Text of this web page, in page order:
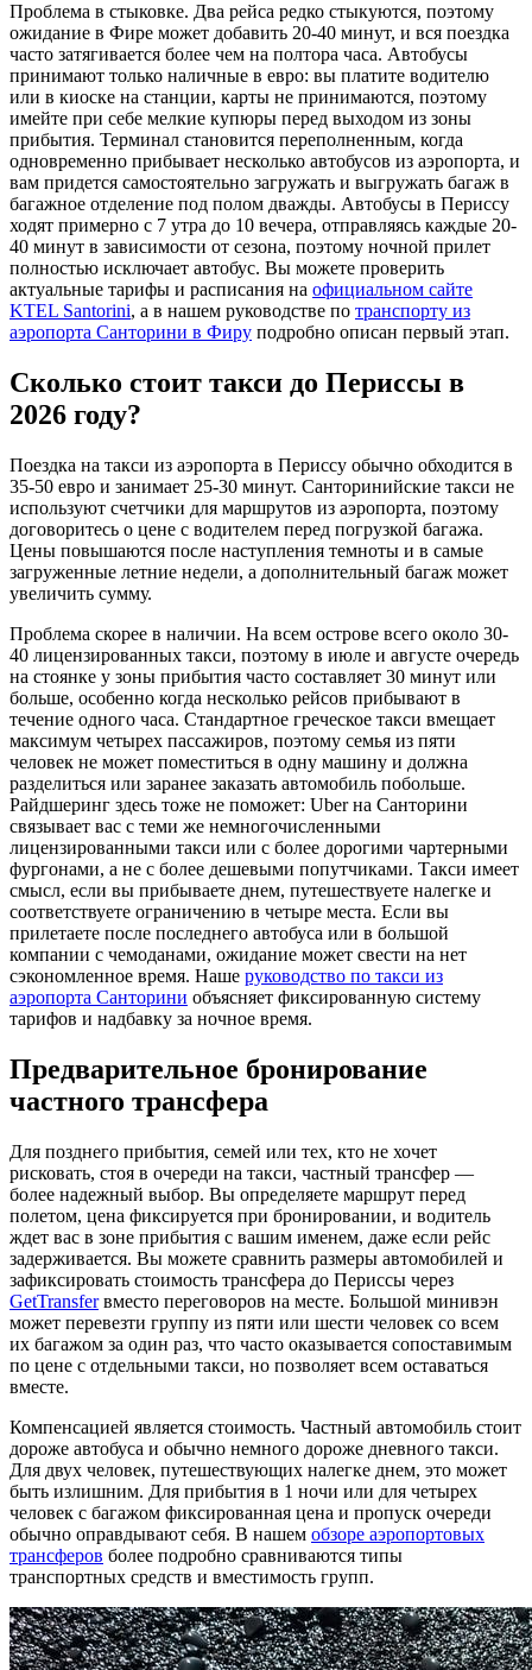
Проблема в стыковке. Два рейса редко стыкуются, поэтому
ожидание в Фире может добавить 20-40 минут, и вся поездка
часто затягивается более чем на полтора часа. Автобусы
принимают только наличные в евро: вы платите водителю
или в киоске на станции, карты не принимаются, поэтому
имейте при себе мелкие купюры перед выходом из зоны
прибытия. Терминал становится переполненным, когда
одновременно прибывает несколько автобусов из аэропорта, и
вам придется самостоятельно загружать и выгружать багаж в
багажное отделение под полом дважды. Автобусы в Периссу
ходят примерно с 7 утра до 10 вечера, отправляясь каждые 20-
40 минут в зависимости от сезона, поэтому ночной прилет
полностью исключает автобус. Вы можете проверить
актуальные тарифы и расписания на официальном сайте
KTEL Santorini, а в нашем руководстве по транспорту из
аэропорта Санторини в Фиру подробно описан первый этап.
Сколько стоит такси до Периссы в
2026 году?
Поездка на такси из аэропорта в Периссу обычно обходится в
35-50 евро и занимает 25-30 минут. Санторинийские такси не
используют счетчики для маршрутов из аэропорта, поэтому
договоритесь о цене с водителем перед погрузкой багажа.
Цены повышаются после наступления темноты и в самые
загруженные летние недели, а дополнительный багаж может
увеличить сумму.
Проблема скорее в наличии. На всем острове всего около 30-
40 лицензированных такси, поэтому в июле и августе очередь
на стоянке у зоны прибытия часто составляет 30 минут или
больше, особенно когда несколько рейсов прибывают в
течение одного часа. Стандартное греческое такси вмещает
максимум четырех пассажиров, поэтому семья из пяти
человек не может поместиться в одну машину и должна
разделиться или заранее заказать автомобиль побольше.
Райдшеринг здесь тоже не поможет: Uber на Санторини
связывает вас с теми же немногочисленными
лицензированными такси или с более дорогими чартерными
фургонами, а не с более дешевыми попутчиками. Такси имеет
смысл, если вы прибываете днем, путешествуете налегке и
соответствуете ограничению в четыре места. Если вы
прилетаете после последнего автобуса или в большой
компании с чемоданами, ожидание может свести на нет
сэкономленное время. Наше руководство по такси из
аэропорта Санторини объясняет фиксированную систему
тарифов и надбавку за ночное время.
Предварительное бронирование
частного трансфера
Для позднего прибытия, семей или тех, кто не хочет
рисковать, стоя в очереди на такси, частный трансфер —
более надежный выбор. Вы определяете маршрут перед
полетом, цена фиксируется при бронировании, и водитель
ждет вас в зоне прибытия с вашим именем, даже если рейс
задерживается. Вы можете сравнить размеры автомобилей и
зафиксировать стоимость трансфера до Периссы через
GetTransferвместо переговоров на месте. Большой минивэн
может перевезти группу из пяти или шести человек со всем
их багажом за один раз, что часто оказывается сопоставимым
по цене с отдельными такси, но позволяет всем оставаться
вместе.
Компенсацией является стоимость. Частный автомобиль стоит
дороже автобуса и обычно немного дороже дневного такси.
Для двух человек, путешествующих налегке днем, это может
быть излишним. Для прибытия в 1 ночи или для четырех
человек с багажом фиксированная цена и пропуск очереди
обычно оправдывают себя. В нашем обзоре аэропортовых
трансферов более подробно сравниваются типы
транспортных средств и вместимость групп.